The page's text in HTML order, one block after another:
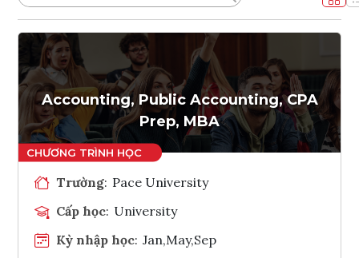
Accounting, Public Accounting, CPA
Prep, MBA
Trường: Pace University
Cấp học: University
Kỳ nhập học: Jan,May,Sep